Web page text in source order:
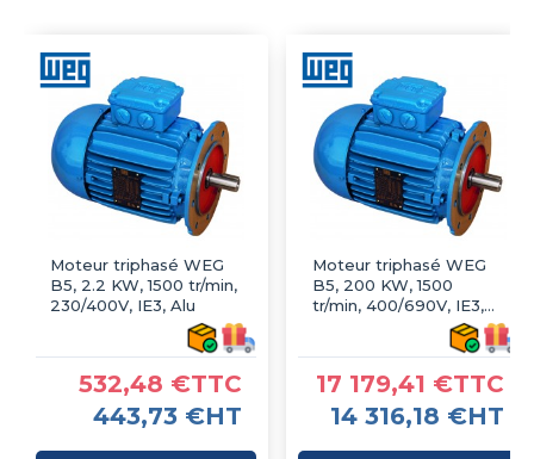
Moteur triphasé WEG
B5, 2.2 KW, 1500 tr/min,
230/400V, IE3, Alu
532,48 €TTC
443,73 €HT
Moteur triphasé WEG
B5, 200 KW, 1500
tr/min, 400/690V, IE3,
17 179,41 €TTC
14 316,18 €HT